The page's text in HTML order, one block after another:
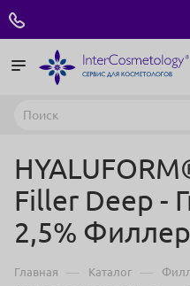
Filler Deep -
2,5%
Главная — Каталог —